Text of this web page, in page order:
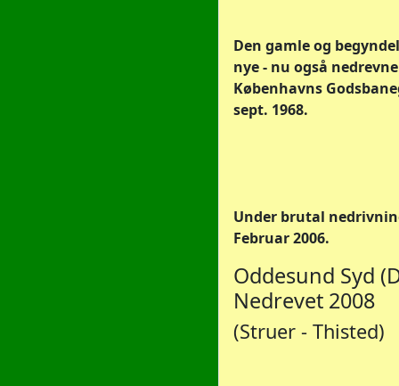
Den gamle og
nye - nu også nedrevne
Københavns
sept. 1968.
Under brutal
Februar 2006.
Oddesund Syd
Nedrevet 2008
(Struer - Thisted)